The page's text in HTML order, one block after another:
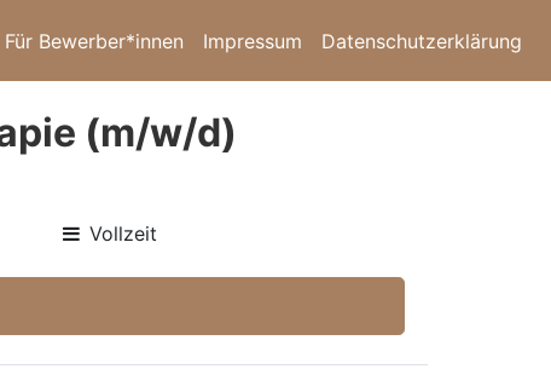
Für Bewerber*innen Impressum Datenschutzerklärung
(m/w/d)
Vollzeit